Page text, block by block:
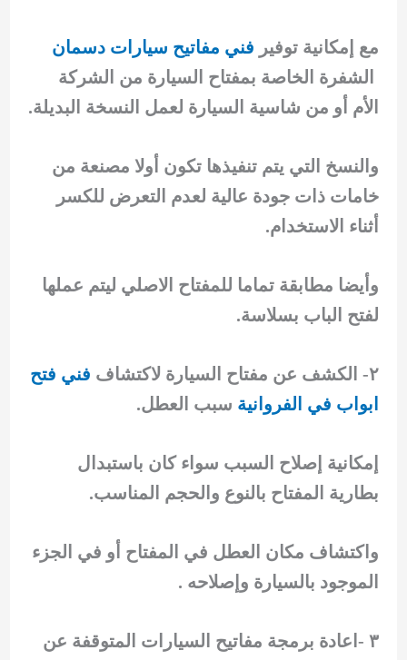
مع إمكانية توفير فني مفاتيح سيارات دسمان
الشفرة الخاصة بمفتاح السيارة من الشركة
الأم أو من شاسية السيارة لعمل النسخة البديلة.
والنسخ التي يتم تنفيذها تكون أولا مصنعة من
خامات ذات جودة عالية لعدم التعرض للكسر
أثناء الاستخدام.
وأيضا مطابقة تماما للمفتاح الاصلي ليتم عملها
لفتح الباب بسلاسة.
٢- الكشف عن مفتاح السيارة لاكتشاف
فني فتح
ابواب في الفروانية سبب العطل.
إمكانية إصلاح السبب سواء كان باستبدال
بطارية المفتاح بالنوع والحجم المناسب.
واكتشاف مكان العطل في المفتاح أو في الجزء
الموجود بالسيارة وإصلاحه .
٣ -اعادة برمجة مفاتيح السيارات المتوقفة عن